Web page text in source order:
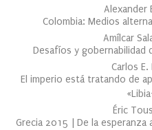
Alexander
Colombia: Medios
Amílcar
Desafíos y gobernabilidad
Carlos E.
El imperio está tratando de
Éric
Grecia 2015 | De la esperanza